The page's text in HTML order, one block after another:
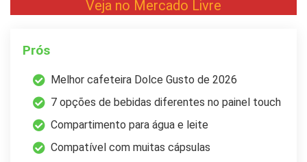
Veja no Mercado Livre
Prós
Melhor cafeteira Dolce Gusto de 2026
7 opções de bebidas diferentes no painel touch
Compartimento para água e leite
Compatível com muitas cápsulas